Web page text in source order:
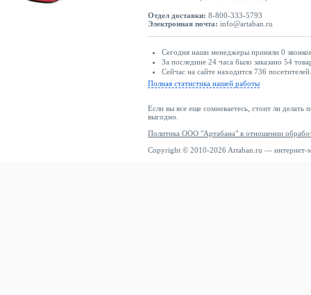
Отдел доставки: 8-800-333-5793
Электронная почта: info@artaban.ru
Сегодня наши менеджеры приняли 0
За последние 24 часа было заказано 54
Сейчас на сайте находится 736 посетителей.
Полная статистика нашей работы
Если вы все еще сомневаетесь, стоит ли делать
выгодно.
Политика ООО "Артабана" в отношении
Copyright © 2010-2026 Artaban.ru — интернет-